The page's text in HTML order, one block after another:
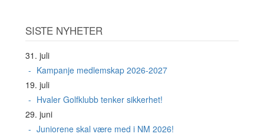
SISTE NYHETER
31. juli
Kampanje medlemskap 2026-2027
19. juli
Hvaler Golfklubb tenker sikkerhet!
29. juni
Juniorene skal være med i NM 2026!